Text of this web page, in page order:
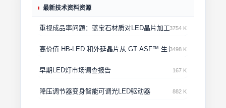
最新技术资料资源
重视成品率问题：蓝宝石材质对LED晶片加工过程的影响之案例
3754 K
高价值 HB-LED 和外延晶片从 GT ASF™ 生长蓝宝石开始
3498 K
早期LED灯市场调查报告 167 K
降压调节器变身智能可调光LED驱动器 882 K